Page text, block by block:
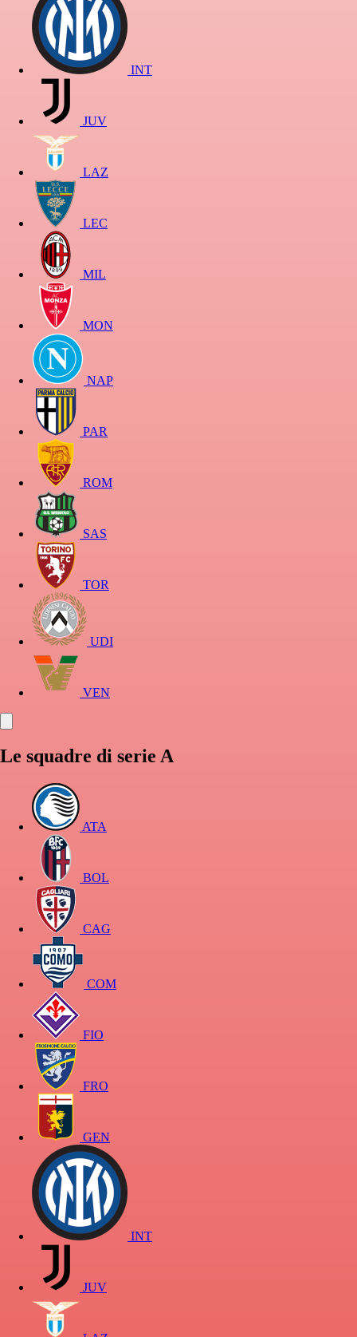
INT
JUV
LAZ
LEC
MIL
MON
NAP
PAR
ROM
SAS
TOR
UDI
VEN
Le squadre di serie A
ATA
BOL
CAG
COM
FIO
FRO
GEN
INT
JUV